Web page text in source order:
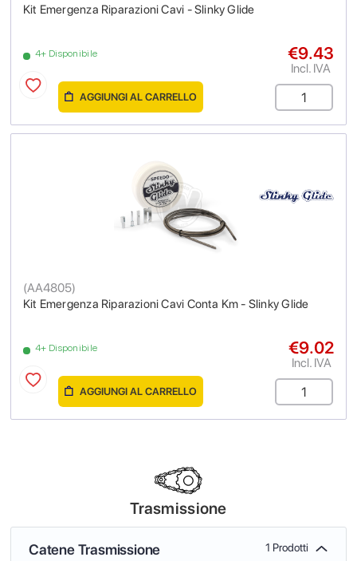
Kit Emergenza Riparazioni Cavi - Slinky Glide
4+ Disponibile €9.43
Incl. IVA
AGGIUNGI AL CARRELLO
Kit Emergenza Riparazioni Cavi Conta Km - Slinky Glide
(AA4805)
4+ Disponibile €9.02
Incl. IVA
AGGIUNGI AL CARRELLO
Trasmissione
Catene Trasmissione 1 Prodotti